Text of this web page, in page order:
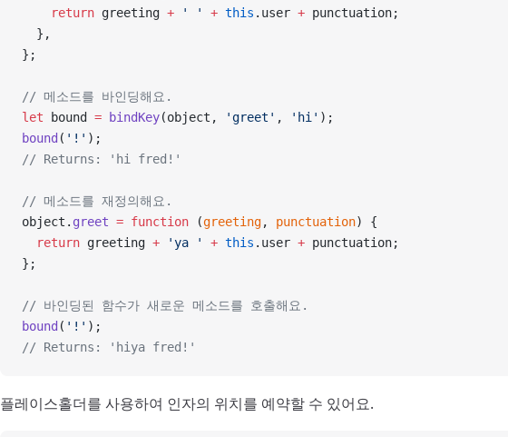
    return
greeting + ' ' + this .user + punctuation;
  },
};
// 메소드를 바인딩해요.
let bound = bindKey(object, 'greet' , 'hi' );
bound ( '!' );
// Returns: 'hi fred!'
// 메소드를 재정의해요.
object. greet = function (greeting, punctuation) {
  return
greeting + 'ya ' + this .user + punctuation;
};
// 바인딩된 함수가 새로운 메소드를 호출해요.
bound ( '!' );
// Returns: 'hiya fred!'
플레이스홀더를 사용하여 인자의 위치를 예약할 수 있어요.